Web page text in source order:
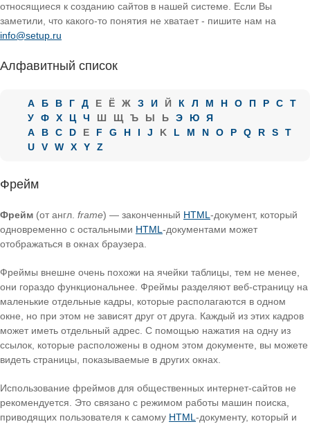
относящиеся к созданию сайтов в нашей системе. Если Вы
заметили, что какого-то понятия не хватает - пишите нам на
info@setup.ru
Алфавитный список
А Б В Г Д Е Ё Ж З И Й К Л М Н О П Р С
Т
У
Ф Х Ц Ч Ш Щ Ъ Ы Ь Э Ю
Я
A
B C D E F G H I J K L M N O P Q R S
T
U
V W X Y Z
Фрейм
Фрейм (от англ. frame) — законченный HTML-документ, который
одновременно с остальными HTML-документами может
отображаться в окнах браузера.
Фреймы внешне очень похожи на ячейки таблицы, тем не менее,
они гораздо функциональнее. Фреймы разделяют веб-страницу на
маленькие отдельные кадры, которые располагаются в одном
окне, но при этом не зависят друг от друга. Каждый из этих кадров
может иметь отдельный адрес. С помощью нажатия на одну из
ссылок, которые расположены в одном этом документе, вы можете
видеть страницы, показываемые в других окнах.
Использование фреймов для общественных интернет-сайтов не
рекомендуется. Это связано с режимом работы машин поиска,
приводящих пользователя к самому HTML-документу, который и